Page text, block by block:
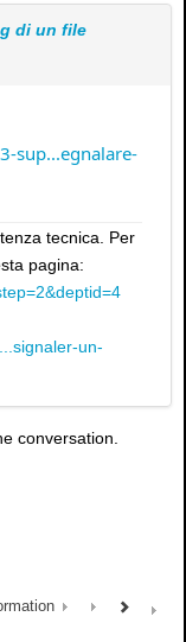
di un file
sup...egnalare-
tecnica. Per
pagina:
un-
conversation.